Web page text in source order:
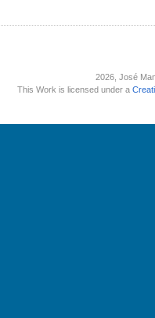
2026, José
This Work is licensed under a